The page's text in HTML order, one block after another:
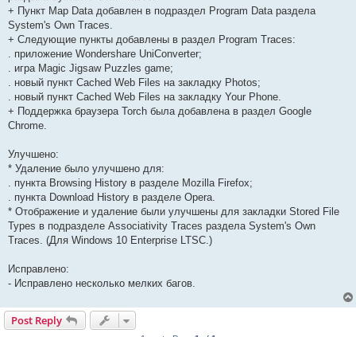
+ Пункт Map Data добавлен в подраздел Program Data раздела
System's Own Traces.
+ Следующие пункты добавлены в раздел Program Traces:
. приложение Wondershare UniConverter;
. игра Magic Jigsaw Puzzles game;
. новый пункт Cached Web Files на закладку Photos;
. новый пункт Cached Web Files на закладку Your Phone.
+ Поддержка браузера Torch была добавлена в раздел Google
Chrome.
Улучшено:
* Удаление было улучшено для:
. пункта Browsing History в разделе Mozilla Firefox;
. пункта Download History в разделе Opera.
* Отображение и удаление были улучшены для закладки Stored File
Types в подразделе Associativity Traces раздела System's Own
Traces. (Для Windows 10 Enterprise LTSC.)
Исправлено:
- Исправлено несколько мелких багов.
Post Reply